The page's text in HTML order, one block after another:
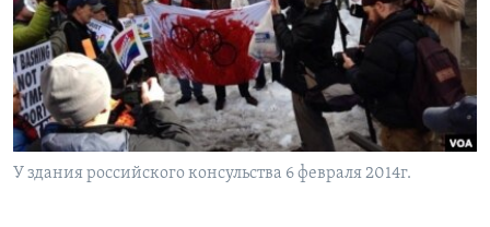
Learning English
СОЦИАЛЬНЫЕ СЕТИ
У здания российского консульства 6 февраля 2014г.